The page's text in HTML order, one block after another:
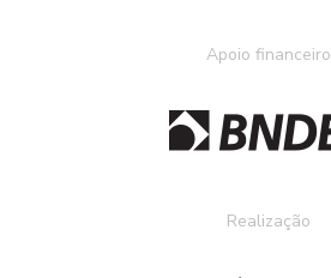
Apoio financeiro
Realização